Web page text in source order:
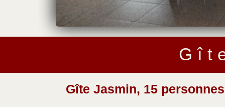
G î t
Gîte Jasmin, 15 personnes